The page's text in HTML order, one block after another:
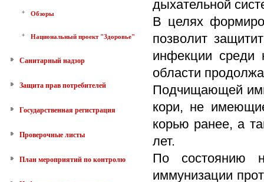
Обзоры
Национальный проект "Здоровье"
Санитарный надзор
Защита прав потребителей
Государственная регистрация
Проверочные листы
План мероприятий по контролю
дыхательной
В целях
позволит
инфекции среди
области
Подчищающей
кори, не
корью ранее, а
лет.
По состоянию
иммунизации